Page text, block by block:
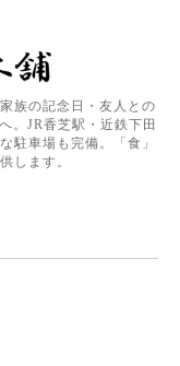
族の記念日・友人との
。JR香芝駅・近鉄下田
駐車場も完備。「食」
します。